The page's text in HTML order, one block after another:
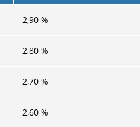
2,90 %
2,80 %
2,70 %
2,60 %